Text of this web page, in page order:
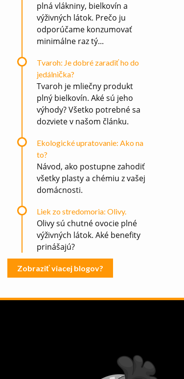
plná vlákniny, bielkovín a
výživných látok. Prečo ju
odporúčame konzumovať
minimálne raz tý...
Tvaroh: Je dobré zaradiť ho do
jedálnička?
Tvaroh je mliečny produkt
plný bielkovín. Aké sú jeho
výhody? Všetko potrebné sa
dozviete v našom článku.
Ekologické upratovanie: Ako na
to?
Návod, ako postupne zahodiť
všetky plasty a chémiu z vašej
domácnosti.
Liek zo stredomoria: Olivy.
Olivy sú chutné ovocie plné
výživných látok. Aké benefity
prinášajú?
Zobraziť viacej blogov?